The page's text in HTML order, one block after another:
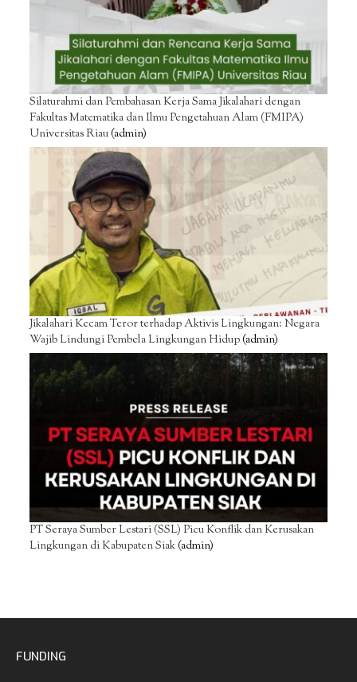
Silaturahmi dan Pembahasan Kerja Sama Jikalahari dengan
Fakultas Matematika dan Ilmu Pengetahuan Alam (FMIPA)
Universitas Riau(admin)
Jikalahari Kecam Teror terhadap Aktivis Lingkungan: Negara
Wajib Lindungi Pembela Lingkungan Hidup(admin)
PT Seraya Sumber Lestari (SSL) Picu Konflik dan Kerusakan
Lingkungan di Kabupaten Siak(admin)
FUNDING